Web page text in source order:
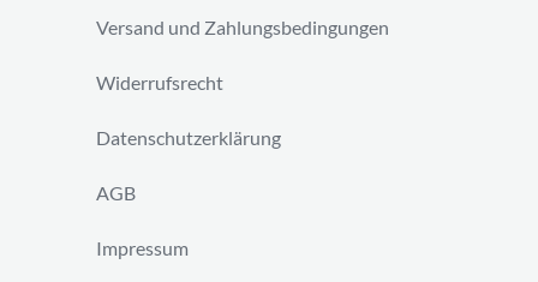
Versand und Zahlungsbedingungen
Widerrufsrecht
Datenschutzerklärung
AGB
Impressum